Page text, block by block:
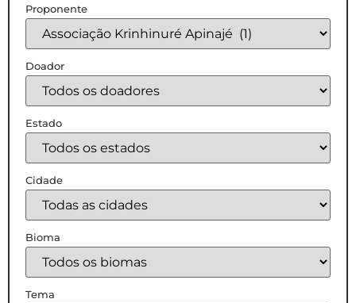
Proponente
Doador
Estado
Cidade
Bioma
Tema